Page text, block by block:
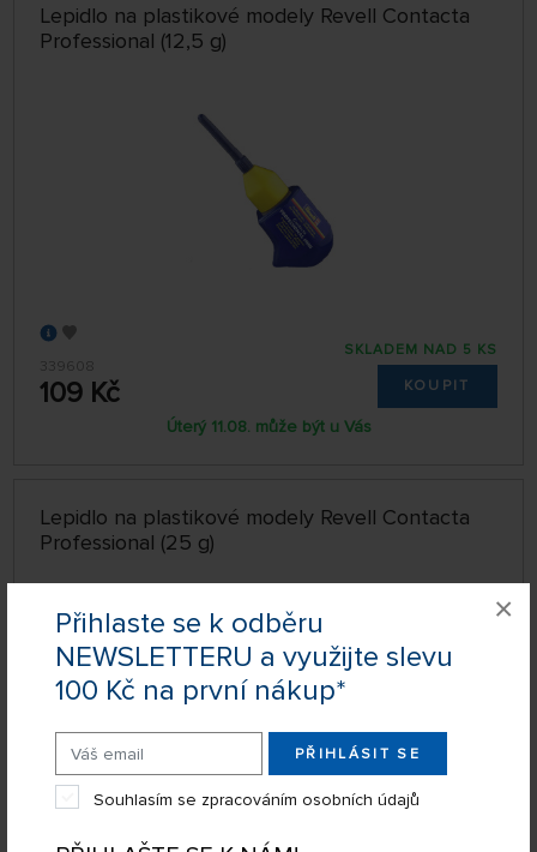
Přihlaste se k odběru
NEWSLETTERU a využijte slevu
100 Kč na první nákup*
PŘIHLÁSIT SE
Souhlasím se zpracováním osobních údajů
×
Lepidlo na plastikové modely Revell Contacta
Professional (12,5 g)
339608
109 Kč
SKLADEM NAD 5 KS
KOUPIT
Úterý 11.08. může být u Vás
Lepidlo na plastikové modely Revell Contacta
Professional (25 g)